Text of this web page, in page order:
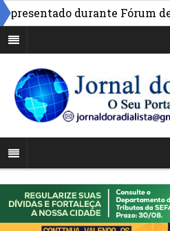
durante Fórum de